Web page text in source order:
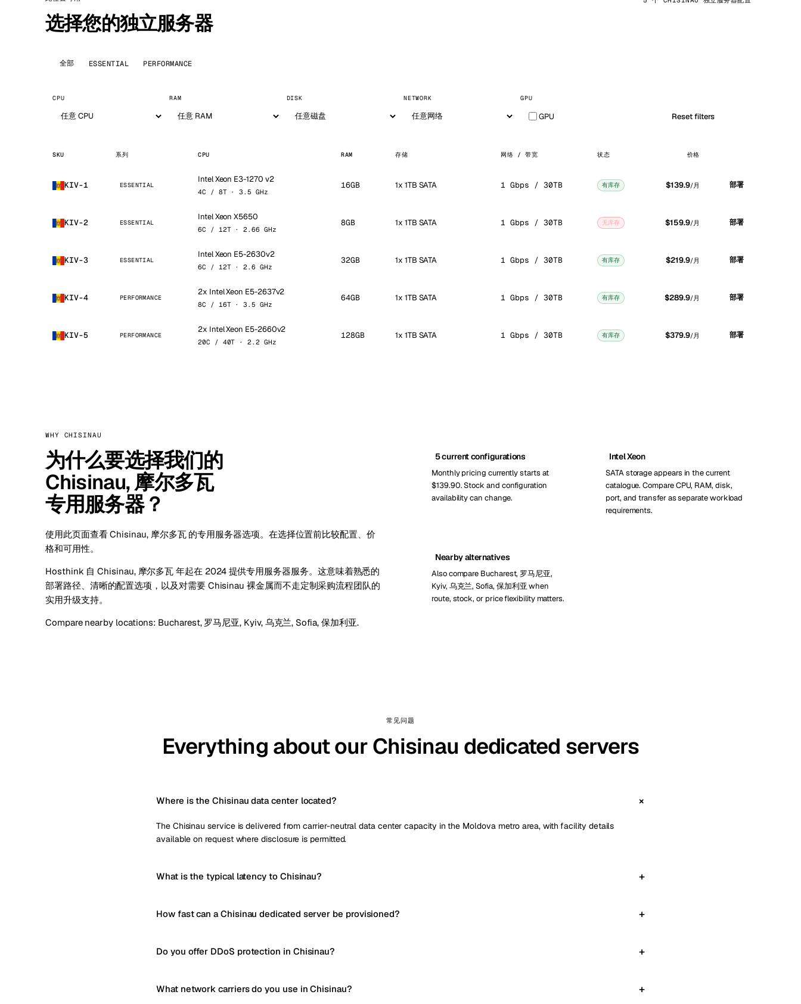
选择您的独立服务器
全部 ESSENTIAL PERFORMANCE
CPU RAM DISK NETWORK GPU
GPU Reset filters
SKU 系列 CPU RAM 存储 网络 / 带宽 状态 价格
KIV-1 ESSENTIAL
Intel Xeon E3-1270 v2
4C / 8T · 3.5 GHz
16GB 1x 1TB SATA 1 Gbps / 30TB 有库存 $139.9/月 部署
KIV-2 ESSENTIAL
Intel Xeon X5650
6C / 12T · 2.66 GHz
8GB 1x 1TB SATA 1 Gbps / 30TB 无库存 $159.9/月 部署
KIV-3 ESSENTIAL
Intel Xeon E5-2630v2
6C / 12T · 2.6 GHz
32GB 1x 1TB SATA 1 Gbps / 30TB 有库存 $219.9/月 部署
KIV-4 PERFORMANCE
2x Intel Xeon E5-2637v2
8C / 16T · 3.5 GHz
64GB 1x 1TB SATA 1 Gbps / 30TB 有库存 $289.9/月 部署
KIV-5 PERFORMANCE
2x Intel Xeon E5-2660v2
20C / 40T · 2.2 GHz
128GB 1x 1TB SATA 1 Gbps / 30TB 有库存 $379.9/月 部署
WHY CHISINAU
为什么要选择我们的
Chisinau, 摩尔多瓦
专用服务器？
使用此页面查看 Chisinau, 摩尔多瓦 的专用服务器选项。在选择位置前比较配置、价
格和可用性。
Hosthink 自 Chisinau, 摩尔多瓦 年起在 2024 提供专用服务器服务。这意味着熟悉的
部署路径、清晰的配置选项，以及对需要 Chisinau 裸金属而不走定制采购流程团队的
实用升级支持。
Compare nearby locations: Bucharest, 罗马尼亚, Kyiv, 乌克兰, Sofia, 保加利亚.
5 current configurations
Monthly pricing currently starts at
$139.90. Stock and configuration
availability can change.
Intel Xeon
SATA storage appears in the current
catalogue. Compare CPU, RAM, disk,
port, and transfer as separate workload
requirements.
Nearby alternatives
Also compare Bucharest, 罗马尼亚,
Kyiv, 乌克兰, Sofia, 保加利亚 when
route, stock, or price flexibility matters.
常见问题
Everything about our Chisinau dedicated servers
Where is the Chisinau data center located?
The Chisinau service is delivered from carrier-neutral data center capacity in the Moldova metro area, with facility details
available on request where disclosure is permitted.
What is the typical latency to Chisinau?
How fast can a Chisinau dedicated server be provisioned?
Do you offer DDoS protection in Chisinau?
What network carriers do you use in Chisinau?